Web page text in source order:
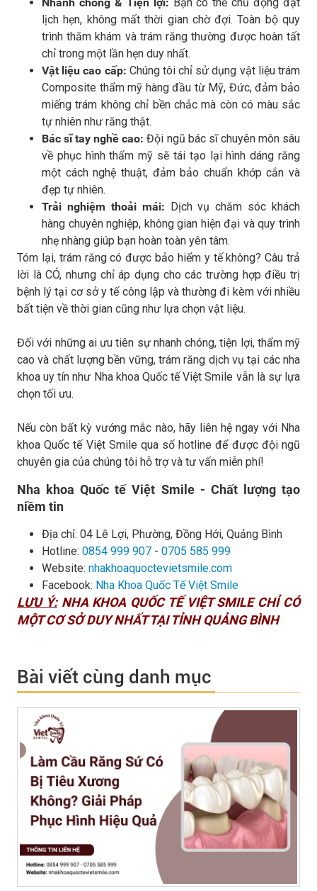
lịch hẹn, không mất thời gian chờ đợi. Toàn bộ quy
trình thăm khám và trám răng thường được hoàn tất
chỉ trong một lần hẹn duy nhất.
Vật liệu cao cấp: Chúng tôi chỉ sử dụng vật liệu trám
Composite thẩm mỹ hàng đầu từ Mỹ, Đức, đảm bảo
miếng trám không chỉ bền chắc mà còn có màu sắc
tự nhiên như răng thật.
Bác sĩ tay nghề cao:Đội ngũ bác sĩ chuyên môn sâu
về phục hình thẩm mỹ sẽ tái tạo lại hình dáng răng
một cách nghệ thuật, đảm bảo chuẩn khớp cắn và
đẹp tự nhiên.
Trải nghiệm thoải mái: Dịch vụ chăm sóc khách
hàng chuyên nghiệp, không gian hiện đại và quy trình
nhẹ nhàng giúp bạn hoàn toàn yên tâm.
Tóm lại, trám răng có được bảo hiểm y tế không? Câu trả
lời là CÓ, nhưng chỉ áp dụng cho các trường hợp điều trị
bệnh lý tại cơ sở y tế công lập và thường đi kèm với nhiều
bất tiện về thời gian cũng như lựa chọn vật liệu.
Đối với những ai ưu tiên sự nhanh chóng, tiện lợi, thẩm mỹ
cao và chất lượng bền vững, trám răng dịch vụ tại các nha
khoa uy tín như Nha khoa Quốc tế Việt Smile vẫn là sự lựa
chọn tối ưu.
Nếu còn bất kỳ vướng mắc nào, hãy liên hệ ngay với Nha
khoa Quốc tế Việt Smile qua số hotline để được đội ngũ
chuyên gia của chúng tôi hỗ trợ và tư vấn miễn phí!
Nha khoa Quốc tế Việt Smile - Chất lượng tạo
niềm tin
Địa chỉ: 04 Lê Lợi, Phường, Đồng Hới, Quảng Bình
Hotline: 0854 999 907 - 0705 585 999
Website: nhakhoaquoctevietsmile.com
Facebook: Nha Khoa Quốc Tế Việt Smile
LƯU Ý:NHA KHOA QUỐC TẾ VIỆT SMILE CHỈ CÓ
MỘT CƠ SỞ DUY NHẤT TẠI TỈNH QUẢNG BÌNH
Bài viết cùng danh mục